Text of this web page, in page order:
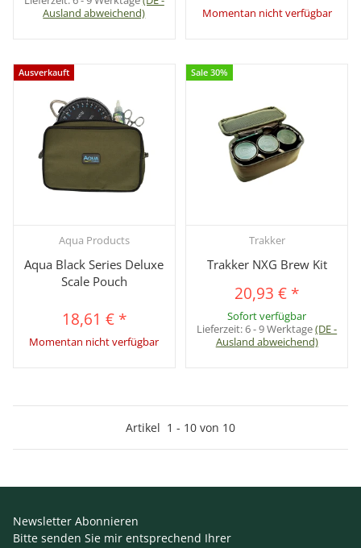
Ausland abweichend)
Momentan nicht verfügbar
Ausverkauft
Aqua Products
Aqua Black Series Deluxe
Scale Pouch
18,61 € *
Momentan nicht verfügbar
Sale 30%
Trakker
Trakker NXG Brew Kit
20,93 € *
Sofort verfügbar
Lieferzeit:6 - 9 Werktage(DE -
Ausland abweichend)
Artikel 1 - 10 von 10
Newsletter Abonnieren
Bitte senden Sie mir entsprechend Ihrer